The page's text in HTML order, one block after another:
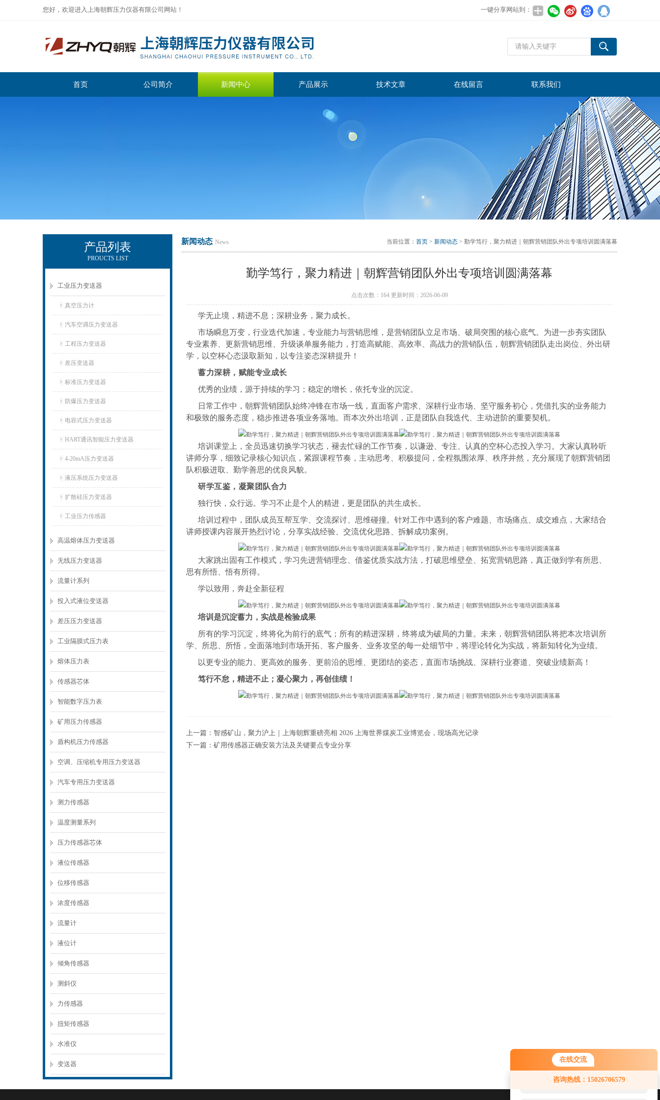
在线交流
咨询热线：15026706579
您好！欢迎前来咨询，很高兴为您
服务，请问您要咨询什么问题呢？
您好，欢迎进入上海朝辉压力仪器有限公司网站！ 一键分享网站到：
首页 公司简介 新闻中心 产品展示 技术文章 在线留言 联系我们
产品列表
PROUCTS LIST
工业压力变送器
真空压力计
汽车空调压力变送器
工程压力变送器
差压变送器
标准压力变送器
防爆压力变送器
电容式压力变送器
HART通讯智能压力变送器
4-20mA压力变送器
液压系统压力变送器
扩散硅压力变送器
工业压力传感器
高温熔体压力变送器
无线压力变送器
流量计系列
投入式液位变送器
差压压力变送器
工业隔膜式压力表
熔体压力表
传感器芯体
智能数字压力表
矿用压力传感器
盾构机压力传感器
空调、压缩机专用压力变送器
汽车专用压力变送器
测力传感器
温度测量系列
压力传感器芯体
液位传感器
位移传感器
浓度传感器
流量计
液位计
倾角传感器
测斜仪
力传感器
扭矩传感器
水准仪
变送器
新闻动态 News 当前位置： 首页 > 新闻动态 > 勤学笃行，聚力精进｜朝辉营销团队外出专项培训圆满落幕
勤学笃行，聚力精进｜朝辉营销团队外出专项培训圆满落幕
点击次数：164 更新时间：2026-06-09
学无止境，精进不息；深耕业务，聚力成长。
市场瞬息万变，行业迭代加速，专业能力与营销思维，是营销团队立足市场、破局突围的核心底气。为进一步夯实团队
专业素养、更新营销思维、升级谈单服务能力，打造高赋能、高效率、高战力的营销队伍，朝辉营销团队走出岗位、外出研
学，以空杯心态汲取新知，以专注姿态深耕提升！
蓄力深耕，赋能专业成长
优秀的业绩，源于持续的学习；稳定的增长，依托专业的沉淀。
日常工作中，朝辉营销团队始终冲锋在市场一线，直面客户需求、深耕行业市场、坚守服务初心，凭借扎实的业务能力
和极致的服务态度，稳步推进各项业务落地。而本次外出培训，正是团队自我迭代、主动进阶的重要契机。
培训课堂上，全员迅速切换学习状态，褪去忙碌的工作节奏，以谦逊、专注、认真的空杯心态投入学习。大家认真聆听
讲师分享，细致记录核心知识点，紧跟课程节奏，主动思考、积极提问，全程氛围浓厚、秩序井然，充分展现了朝辉营销团
队积极进取、勤学善思的优良风貌。
研学互鉴，凝聚团队合力
独行快，众行远。学习不止是个人的精进，更是团队的共生成长。
培训过程中，团队成员互帮互学、交流探讨、思维碰撞。针对工作中遇到的客户难题、市场痛点、成交难点，大家结合
讲师授课内容展开热烈讨论，分享实战经验、交流优化思路、拆解成功案例。
大家跳出固有工作模式，学习先进营销理念、借鉴优质实战方法，打破思维壁垒、拓宽营销思路，真正做到学有所思、
思有所悟、悟有所得。
学以致用，奔赴全新征程
培训是沉淀蓄力，实战是检验成果
所有的学习沉淀，终将化为前行的底气；所有的精进深耕，终将成为破局的力量。未来，朝辉营销团队将把本次培训所
学、所思、所悟，全面落地到市场开拓、客户服务、业务攻坚的每一处细节中，将理论转化为实战，将新知转化为业绩。
以更专业的能力、更高效的服务、更前沿的思维、更团结的姿态，直面市场挑战、深耕行业赛道、突破业绩新高！
笃行不怠，精进不止；凝心聚力，再创佳绩！
上一篇： 智感矿山，聚力沪上｜上海朝辉重磅亮相 2026 上海世界煤炭工业博览会，现场高光记录
下一篇： 矿用传感器正确安装方法及关键要点专业分享